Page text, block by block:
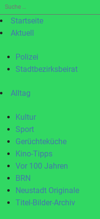
Suche
nach:Startseite
Aktuell
Polizei
Stadtbezirksbeirat
Alltag
Kultur
Sport
Gerüchteküche
Kino-Tipps
Vor 100 Jahren
BRN
Neustadt Originale
Titel-Bilder-Archiv